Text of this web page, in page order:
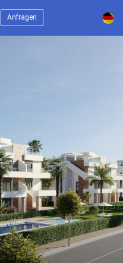
Anfragen ×